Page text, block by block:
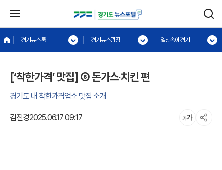
경기뉴스룸 경기뉴스광장 일상속에경기
[‘착한가격’ 맛집] ⑥ 돈가스‧치킨 편
경기도 내 착한가격업소 맛집 소개
김진경2025.06.17 09:17